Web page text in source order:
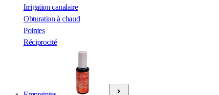
Irrigation canalaire
Obturation à chaud
Pointes
Réciprocité